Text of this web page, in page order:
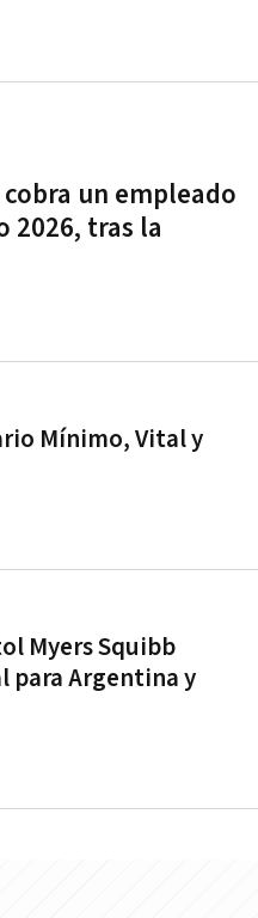
un empleado
2026, tras la
Mínimo, Vital y
Myers Squibb
para Argentina y